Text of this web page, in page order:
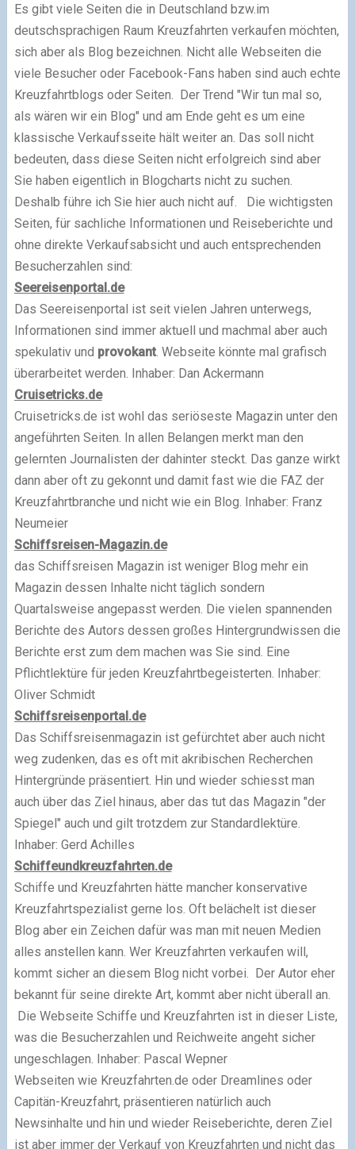
Es gibt viele Seiten die in Deutschland bzw.im
deutschsprachigen Raum Kreuzfahrten verkaufen möchten,
sich aber als Blog bezeichnen. Nicht alle Webseiten die
viele Besucher oder Facebook-Fans haben sind auch echte
Kreuzfahrtblogs oder Seiten. Der Trend "Wir tun mal so,
als wären wir ein Blog" und am Ende geht es um eine
klassische Verkaufsseite hält weiter an. Das soll nicht
bedeuten, dass diese Seiten nicht erfolgreich sind aber
Sie haben eigentlich in Blogcharts nicht zu suchen.
Deshalb führe ich Sie hier auch nicht auf. Die wichtigsten
Seiten, für sachliche Informationen und Reiseberichte und
ohne direkte Verkaufsabsicht und auch entsprechenden
Besucherzahlen sind:
Seereisenportal.de
Das Seereisenportal ist seit vielen Jahren unterwegs,
Informationen sind immer aktuell und machmal aber auch
spekulativ und provokant. Webseite könnte mal grafisch
überarbeitet werden. Inhaber: Dan Ackermann
Cruisetricks.de
Cruisetricks.de ist wohl das seriöseste Magazin unter den
angeführten Seiten. In allen Belangen merkt man den
gelernten Journalisten der dahinter steckt. Das ganze wirkt
dann aber oft zu gekonnt und damit fast wie die FAZ der
Kreuzfahrtbranche und nicht wie ein Blog. Inhaber: Franz
Neumeier
Schiffsreisen-Magazin.de
das Schiffsreisen Magazin ist weniger Blog mehr ein
Magazin dessen Inhalte nicht täglich sondern
Quartalsweise angepasst werden. Die vielen spannenden
Berichte des Autors dessen großes Hintergrundwissen die
Berichte erst zum dem machen was Sie sind. Eine
Pflichtlektüre für jeden Kreuzfahrtbegeisterten. Inhaber:
Oliver Schmidt
Schiffsreisenportal.de
Das Schiffsreisenmagazin ist gefürchtet aber auch nicht
weg zudenken, das es oft mit akribischen Recherchen
Hintergründe präsentiert. Hin und wieder schiesst man
auch über das Ziel hinaus, aber das tut das Magazin "der
Spiegel" auch und gilt trotzdem zur Standardlektüre.
Inhaber: Gerd Achilles
Schiffeundkreuzfahrten.de
Schiffe und Kreuzfahrten hätte mancher konservative
Kreuzfahrtspezialist gerne los. Oft belächelt ist dieser
Blog aber ein Zeichen dafür was man mit neuen Medien
alles anstellen kann. Wer Kreuzfahrten verkaufen will,
kommt sicher an diesem Blog nicht vorbei. Der Autor eher
bekannt für seine direkte Art, kommt aber nicht überall an.
Die Webseite Schiffe und Kreuzfahrten ist in dieser Liste,
was die Besucherzahlen und Reichweite angeht sicher
ungeschlagen. Inhaber: Pascal Wepner
Webseiten wie Kreuzfahrten.de oder Dreamlines oder
Capitän-Kreuzfahrt, präsentieren natürlich auch
Newsinhalte und hin und wieder Reiseberichte, deren Ziel
ist aber immer der Verkauf von Kreuzfahrten und nicht das